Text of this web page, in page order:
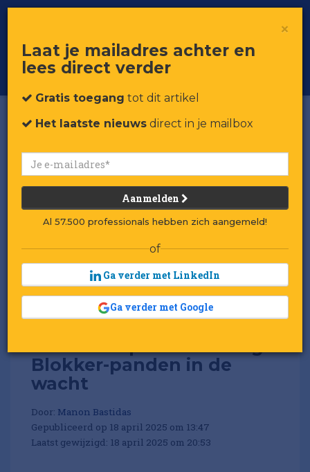
Voor professionals in retail & brands
Toggle
Blokker-panden in de
wacht
Door: Manon Bastidas
Gepubliceerd op 18 april 2025 om 13:47
Laatst gewijzigd: 18 april 2025 om 20:53
×
Laat je mailadres achter en
lees direct verder
Gratis toegang tot dit artikel
Het laatste nieuws direct in je mailbox
Aanmelden
Al 57.500 professionals hebben zich aangemeld!
of
Ga verder met LinkedIn
Ga verder met Google